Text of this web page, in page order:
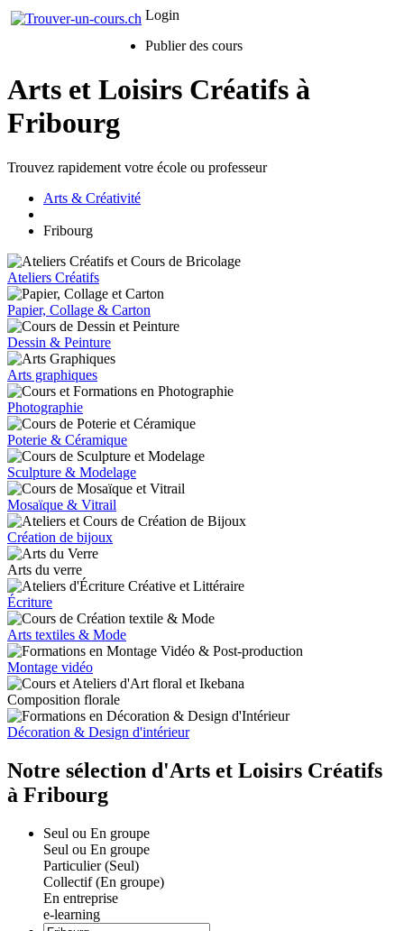
Login
Publier des cours
Arts et Loisirs Créatifs à
Fribourg
Trouvez rapidement votre école ou professeur
Arts & Créativité
Fribourg
Ateliers Créatifs
Papier, Collage & Carton
Dessin & Peinture
Arts graphiques
Photographie
Poterie & Céramique
Sculpture & Modelage
Mosaïque & Vitrail
Création de bijoux
Arts du verre
Écriture
Arts textiles & Mode
Montage vidéo
Composition florale
Décoration & Design d'intérieur
Notre sélection d'Arts et Loisirs Créatifs
à Fribourg
Seul ou En groupe
Seul ou En groupe
Particulier (Seul)
Collectif (En groupe)
En entreprise
e-learning